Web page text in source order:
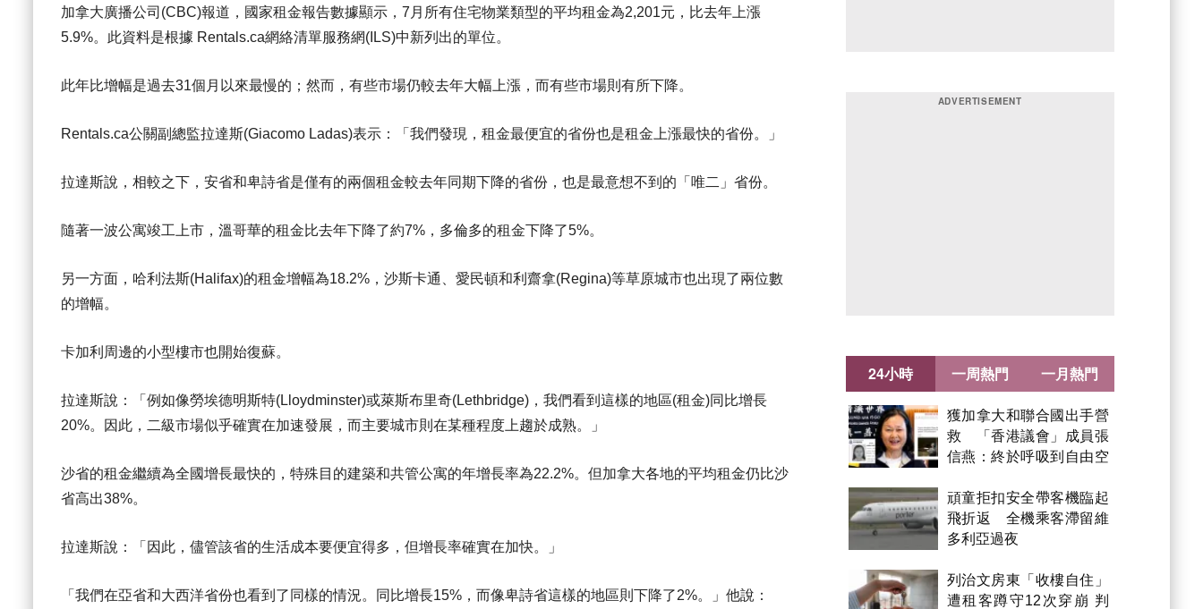
加拿大廣播公司(CBC)報道，國家租金報告數據顯示，7月所有住宅物業類型的平均租金為2,201元，比去年上漲
5.9%。此資料是根據 Rentals.ca網絡清單服務網(ILS)中新列出的單位。
此年比增幅是過去31個月以來最慢的；然而，有些市場仍較去年大幅上漲，而有些市場則有所下降。
Rentals.ca公關副總監拉達斯(Giacomo Ladas)表示：「我們發現，租金最便宜的省份也是租金上漲最快的省份。」
拉達斯說，相較之下，安省和卑詩省是僅有的兩個租金較去年同期下降的省份，也是最意想不到的「唯二」省份。
隨著一波公寓竣工上市，溫哥華的租金比去年下降了約7%，多倫多的租金下降了5%。
另一方面，哈利法斯(Halifax)的租金增幅為18.2%，沙斯卡通、愛民頓和利齋拿(Regina)等草原城市也出現了兩位數
的增幅。
卡加利周邊的小型樓市也開始復蘇。
拉達斯說：「例如像勞埃德明斯特(Lloydminster)或萊斯布里奇(Lethbridge)，我們看到這樣的地區(租金)同比增長
20%。因此，二級市場似乎確實在加速發展，而主要城市則在某種程度上趨於成熟。」
沙省的租金繼續為全國增長最快的，特殊目的建築和共管公寓的年增長率為22.2%。但加拿大各地的平均租金仍比沙
省高出38%。
拉達斯說：「因此，儘管該省的生活成本要便宜得多，但增長率確實在加快。」
「我們在亞省和大西洋省份也看到了同樣的情況。同比增長15%，而像卑詩省這樣的地區則下降了2%。」他說：
24小時
獲加拿大和聯合國出手營
救 「香港議會」成員張
信燕：終於呼吸到自由空
頑童拒扣安全帶客機臨起
飛折返 全機乘客滯留維
多利亞過夜
列治文房東「收樓自住」
遭租客蹲守12次穿崩 判
一周熱門 一月熱門